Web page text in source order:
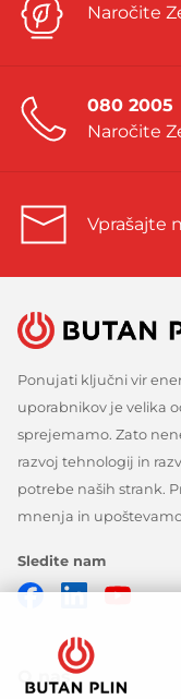
Naročite
080 2005
Naročite
Vprašajte
Ponujati ključni vir
uporabnikov je velika
sprejemamo. Zato
razvoj tehnologij in
potrebe naših strank.
mnenja in upoštevamo
Sledite nam
Facebook
Linkedin
O nas